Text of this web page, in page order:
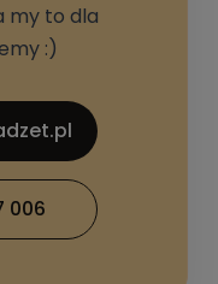
my to dla
:)
006